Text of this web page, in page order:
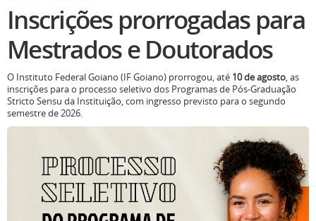
Inscrições prorrogadas para
Mestrados e Doutorados
O Instituto Federal Goiano (IF Goiano) prorrogou, até 10 de agosto, as
inscrições para o processo seletivo dos Programas de Pós-Graduação
Stricto Sensu da Instituição, com ingresso previsto para o segundo
semestre de 2026.